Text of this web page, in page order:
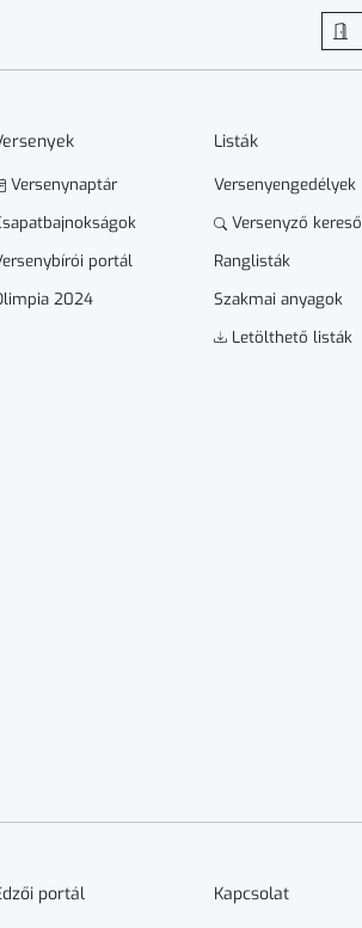
Versenynaptár
portál
2024
Listák
Versenyengedélyek
Versenyző kereső
Ranglisták
Szakmai anyagok
Letölthető listák
portál Kapcsolat